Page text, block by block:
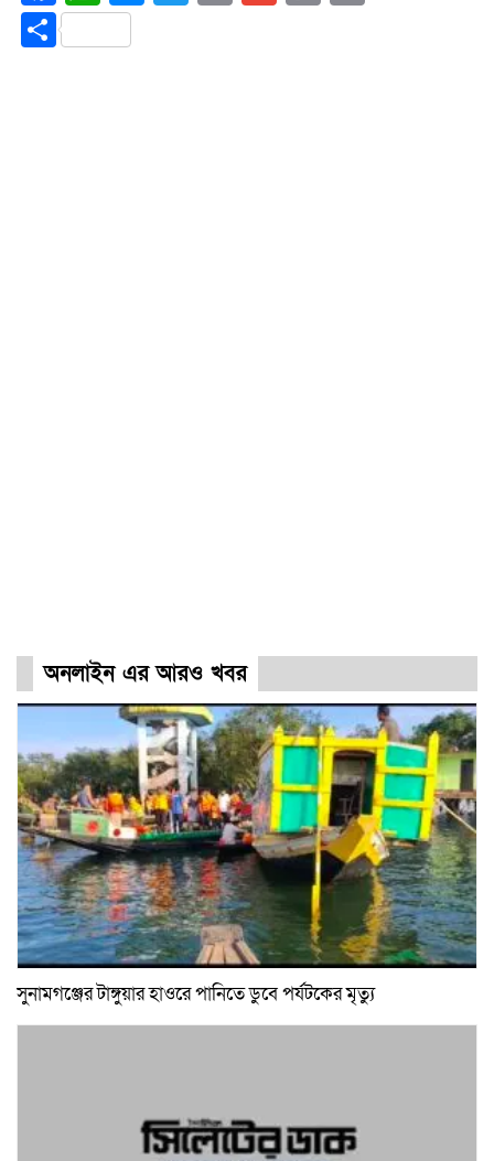
Share
অনলাইন এর আরও খবর
সুনামগঞ্জের টাঙ্গুয়ার হাওরে পানিতে ডুবে পর্যটকের মৃত্যু